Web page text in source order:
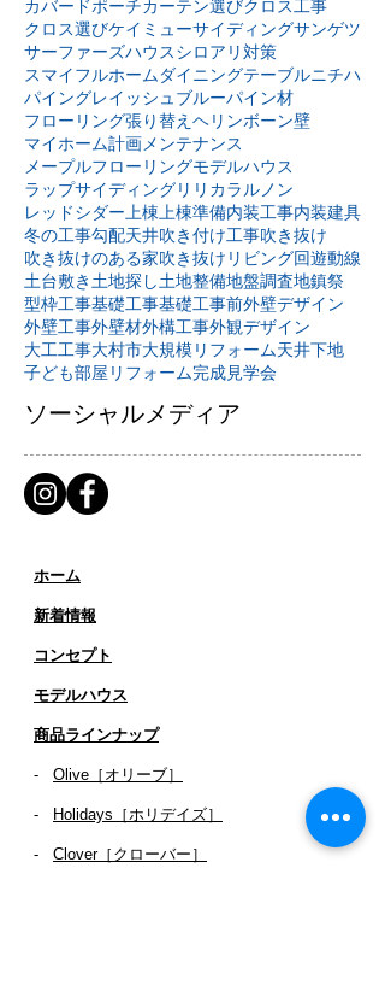
カバードポーチカーテン選びクロス工事
クロス選びケイミューサイディングサンゲツ
サーファーズハウスシロアリ対策
スマイフルホームダイニングテーブルニチハ
パイングレイッシュブルーパイン材
フローリング張り替え ヘリンボーン壁
マイホーム計画 メンテナンス
メープルフローリングモデルハウス
ラップサイディングリリカラ ルノン
レッドシダー 上棟 上棟準備内装工事内装建具
冬の工事勾配天井吹き付け工事吹き抜け
吹き抜けのある家吹き抜けリビング回遊動線
土台敷き 土地探し土地整備地盤調査地鎮祭
型枠工事基礎工事基礎工事前外壁デザイン
外壁工事外壁材外構工事外観デザイン
大工工事大村市大規模リフォーム天井下地
子ども部屋リフォーム完成見学会
ソーシャルメディア
ホーム
新着情報
コンセプト
​​モデルハウス
商品ラインナップ
- Olive［オリーブ］
- Holidays［ホリデイズ］
- ​ Clover［クローバー］